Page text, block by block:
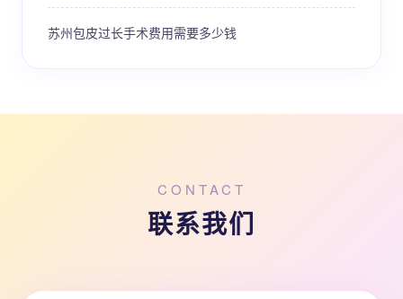
苏州包皮过长手术费用需要多少钱
CONTACT
联系我们